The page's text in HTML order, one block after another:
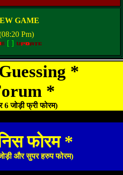
GAME
Pm)
[ ]
*
*
6 जोड़ी फ्री फोरम)
फोरम *
और सुपर हरुप फोरम)